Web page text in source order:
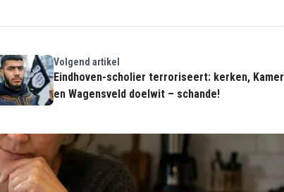
Volgend artikel
Eindhoven-scholier terroriseert: kerken, Kamer
en Wagensveld doelwit – schande!